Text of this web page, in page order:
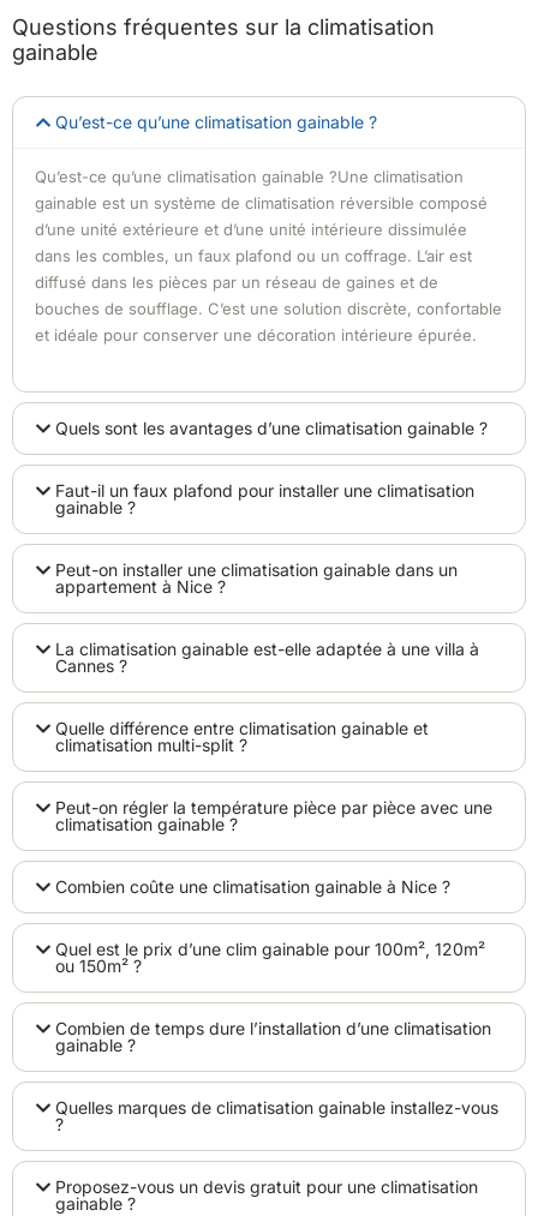
Questions fréquentes sur la climatisation
gainable
Qu’est-ce qu’une climatisation gainable ?
Qu’est-ce qu’une climatisation gainable ?Une climatisation
gainable est un système de climatisation réversible composé
d’une unité extérieure et d’une unité intérieure dissimulée
dans les combles, un faux plafond ou un coffrage. L’air est
diffusé dans les pièces par un réseau de gaines et de
bouches de soufflage. C’est une solution discrète, confortable
et idéale pour conserver une décoration intérieure épurée.
Quels sont les avantages d’une climatisation gainable ?
Faut-il un faux plafond pour installer une climatisation
gainable ?
Peut-on installer une climatisation gainable dans un
appartement à Nice ?
La climatisation gainable est-elle adaptée à une villa à
Cannes ?
Quelle différence entre climatisation gainable et
climatisation multi-split ?
Peut-on régler la température pièce par pièce avec une
climatisation gainable ?
Combien coûte une climatisation gainable à Nice ?
Quel est le prix d’une clim gainable pour 100m², 120m²
ou 150m² ?
Combien de temps dure l’installation d’une climatisation
gainable ?
Quelles marques de climatisation gainable installez-vous
?
Proposez-vous un devis gratuit pour une climatisation
gainable ?